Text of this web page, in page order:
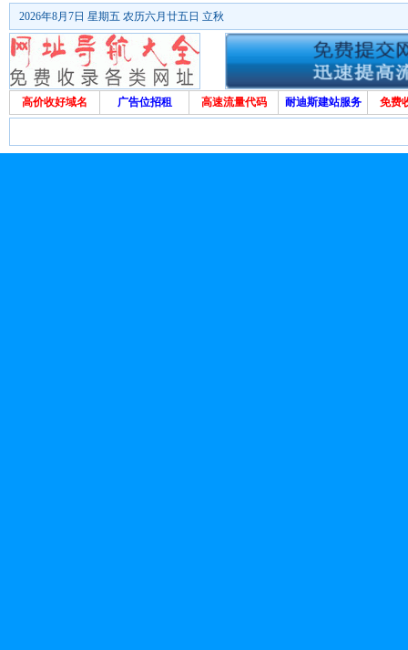
2026年8月7日 星期五 农历六月廿五日 立秋
高价收好域名 广告位招租 高速流量代码 耐迪斯建站服务 免费